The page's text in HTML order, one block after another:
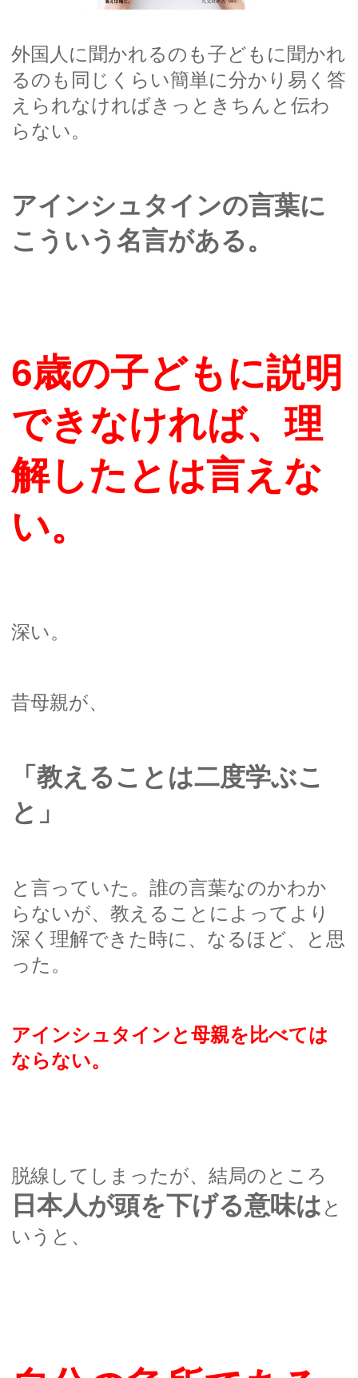
外国人に聞かれるのも子どもに聞かれ
るのも同じくらい簡単に分かり易く答
えられなければきっときちんと伝わ
らない。
アインシュタインの言葉に
こういう名言がある。
6歳の子どもに説明
できなければ、理
解したとは言えな
い。
深い。
昔母親が、
「教えることは二度学ぶこ
と」
と言っていた。誰の言葉なのかわか
らないが、教えることによってより
深く理解できた時に、なるほど、と思
った。
アインシュタインと母親を比べては
ならない。
脱線してしまったが、結局のところ
日本人が頭を下げる意味は と
いうと、